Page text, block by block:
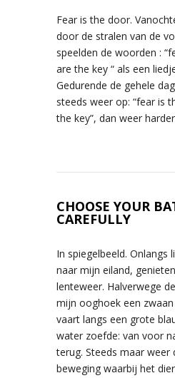
Fear is the door.
door de stralen van de
speelden de woorden :
are the key “ als een
Gedurende de gehele
steeds weer op: “fear is
the key”, dan weer
CHOOSE YOUR
CAREFULLY
In spiegelbeeld. Onlangs
naar mijn eiland,
lenteweer. Halverwege
mijn ooghoek een
vaart langs een grote
water zoefde: van voor
terug. Steeds maar weer
beweging waarbij het